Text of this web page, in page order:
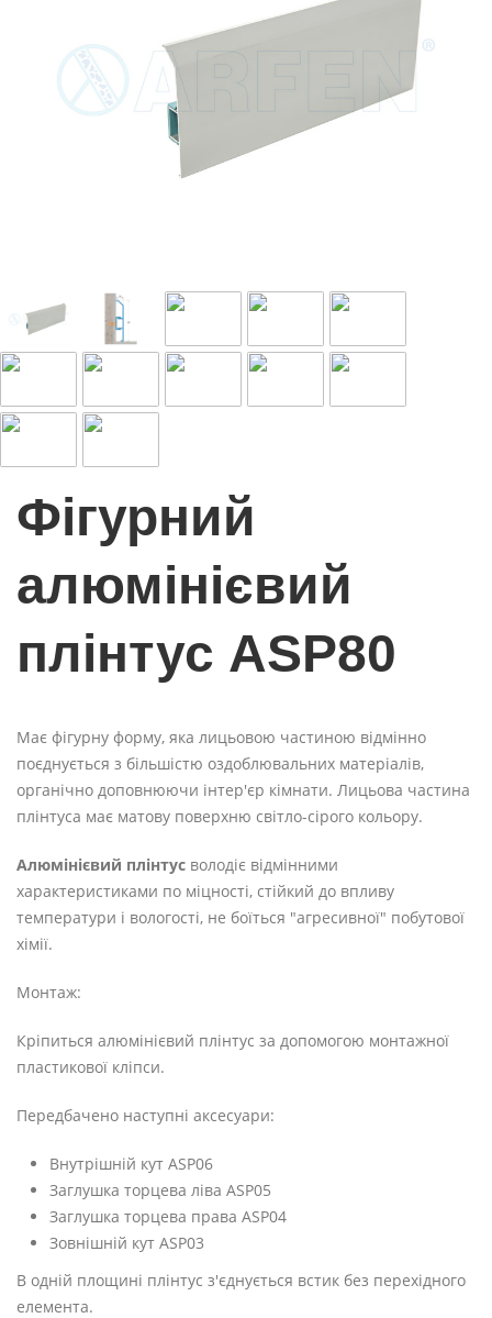
Фігурний
алюмінієвий
плінтус ASP80
Має фігурну форму, яка лицьовою частиною відмінно
поєднується з більшістю оздоблювальних матеріалів,
органічно доповнюючи інтер'єр кімнати. Лицьова частина
плінтуса має матову поверхню світло-сірого кольору.
Алюмінієвий плінтус володіє відмінними
характеристиками по міцності, стійкий до впливу
температури і вологості, не боїться "агресивної" побутової
хімії.
Монтаж:
Кріпиться алюмінієвий плінтус за допомогою монтажної
пластикової кліпси.
Передбачено наступні аксесуари:
Внутрішній кут ASP06
Заглушка торцева ліва ASP05
Заглушка торцева права ASP04
Зовнішній кут ASP03
В одній площині плінтус з'єднується встик без перехідного
елемента.